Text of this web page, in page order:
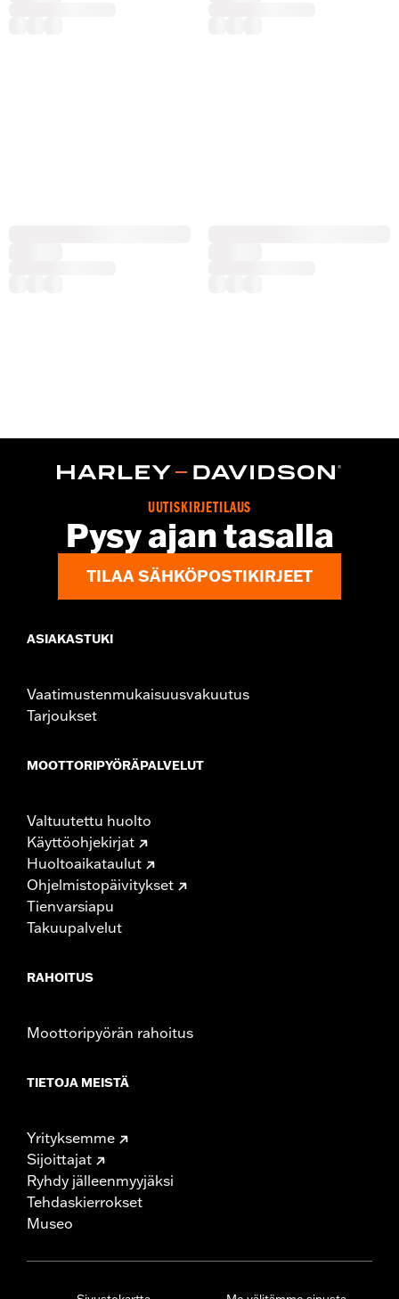
UUTISKIRJETILAUS
Pysy ajan tasalla
TILAA SÄHKÖPOSTIKIRJEET
ASIAKASTUKI
Vaatimustenmukaisuusvakuutus
Tarjoukset
MOOTTORIPYÖRÄPALVELUT
Valtuutettu huolto
Käyttöohjekirjat
Huoltoaikataulut
Ohjelmistopäivitykset
Tienvarsiapu
Takuupalvelut
RAHOITUS
Moottoripyörän rahoitus
TIETOJA MEISTÄ
Yrityksemme
Sijoittajat
Ryhdy jälleenmyyjäksi
Tehdaskierrokset
Museo